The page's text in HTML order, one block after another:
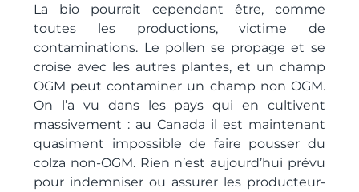
La bio pourrait cependant être, comme
toutes les productions, victime de
contaminations. Le pollen se propage et se
croise avec les autres plantes, et un champ
OGM peut contaminer un champ non OGM.
On l’a vu dans les pays qui en cultivent
massivement : au Canada il est maintenant
quasiment impossible de faire pousser du
colza non-OGM. Rien n’est aujourd’hui prévu
pour indemniser ou assurer les producteur-